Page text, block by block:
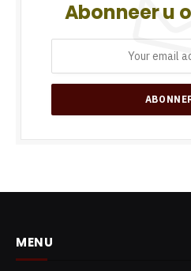
Abonneer u
MENU